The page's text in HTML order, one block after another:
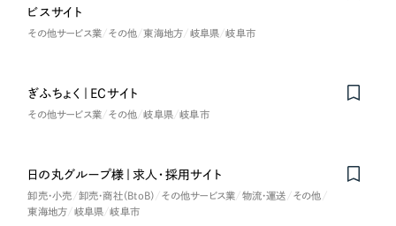
ビスサイト
その他サービス業 その他 東海地方 岐阜県 岐阜市
ぎふちょく｜ECサイト
その他サービス業 その他 岐阜県 岐阜市
日の丸グループ様｜求人・採用サイト
卸売・小売 卸売・商社（BtoB） その他サービス業 物流・運送
その他
東海地方
岐阜県 岐阜市